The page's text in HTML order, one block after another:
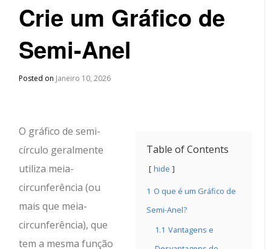
Crie um Gráfico de
Semi-Anel
Posted on Janeiro 10, 2026
Table of Contents
hide
1 O que é um Gráfico de
Semi-Anel?
1.1 Vantagens e
O gráfico de semi-
círculo geralmente
utiliza meia-
circunferência (ou
mais que meia-
circunferência), que
tem a mesma função